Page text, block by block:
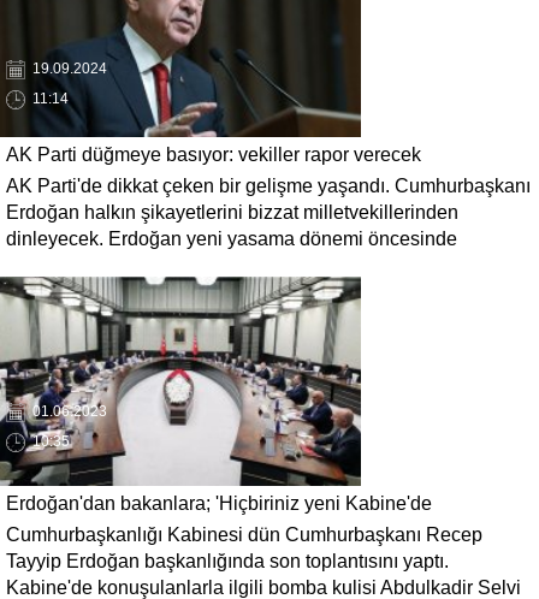
19.09.2024
11:14
AK Parti düğmeye basıyor: vekiller rapor verecek
AK Parti'de dikkat çeken bir gelişme yaşandı. Cumhurbaşkanı
Erdoğan halkın şikayetlerini bizzat milletvekillerinden
dinleyecek. Erdoğan yeni yasama dönemi öncesinde
01.06.2023
10:35
Erdoğan'dan bakanlara; 'Hiçbiriniz yeni Kabine'de
olmayacaksınız'
Cumhurbaşkanlığı Kabinesi dün Cumhurbaşkanı Recep
Tayyip Erdoğan başkanlığında son toplantısını yaptı.
Kabine'de konuşulanlarla ilgili bomba kulisi Abdulkadir Selvi